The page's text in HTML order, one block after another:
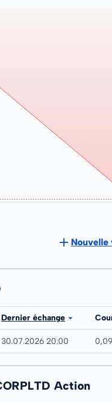
Nouvelle
Dernier échange
30.07.2026 20:00
Action